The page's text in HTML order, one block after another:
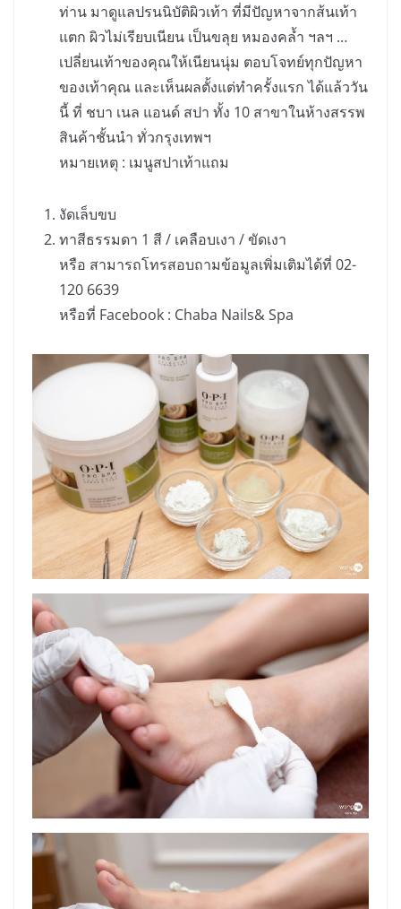
ท่าน มาดูแลปรนนิบัติผิวเท้า ที่มีปัญหาจากส้นเท้า
แตก ผิวไม่เรียบเนียน เป็นขลุย หมองคล้ำ ฯลฯ …
เปลี่ยนเท้าของคุณให้เนียนนุ่ม ตอบโจทย์ทุกปัญหา
ของเท้าคุณ และเห็นผลตั้งแต่ทำครั้งแรก ได้แล้ววัน
นี้ ที่ ชบา เนล แอนด์ สปา ทั้ง 10 สาขาในห้างสรรพ
สินค้าชั้นนำ ทั่วกรุงเทพฯ
หมายเหตุ : เมนูสปาเท้าแถม
งัดเล็บขบ
ทาสีธรรมดา 1 สี / เคลือบเงา / ขัดเงา
หรือ สามารถโทรสอบถามข้อมูลเพิ่มเติมได้ที่ 02-
120 6639
หรือที่ Facebook : Chaba Nails& Spa